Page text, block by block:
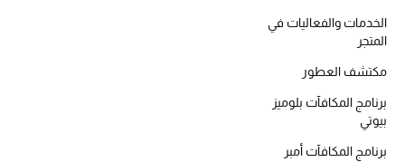
الصحة والعافية
هدايا
مجموعة الجمال
الجمال في بلوميز
الخدمات والفعاليات في
المتجر
مكتشف العطور
برنامج المكافآت بلوميز
بيوتي
برنامج المكافآت أمبر